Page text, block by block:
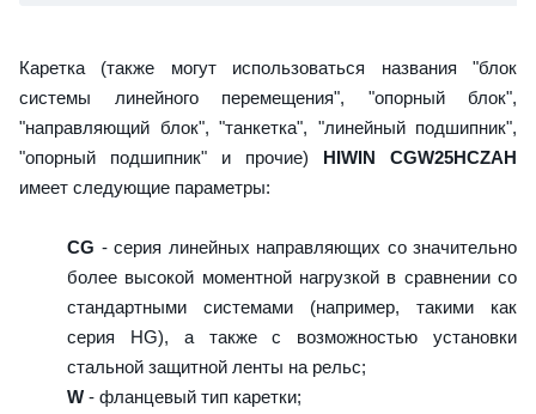
Каретка (также могут использоваться названия "блок
системы линейного перемещения", "опорный блок",
"направляющий блок", "танкетка", "линейный подшипник",
"опорный подшипник" и прочие) HIWIN CGW25HCZAH
имеет следующие параметры:
CG - серия линейных направляющих со значительно
более высокой моментной нагрузкой в сравнении со
стандартными системами (например, такими как
серия HG), а также с возможностью установки
стальной защитной ленты на рельс;
W - фланцевый тип каретки;